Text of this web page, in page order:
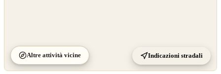
Altre attività vicine Indicazioni stradali